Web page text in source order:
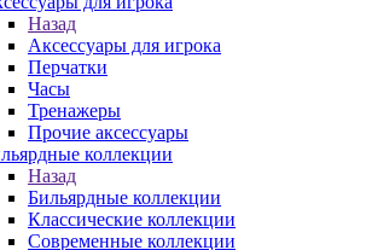
Назад
Аксессуары для игрока
Перчатки
Часы
Тренажеры
Прочие аксессуары
коллекции
Назад
Бильярдные коллекции
Классические коллекции
Современные коллекции